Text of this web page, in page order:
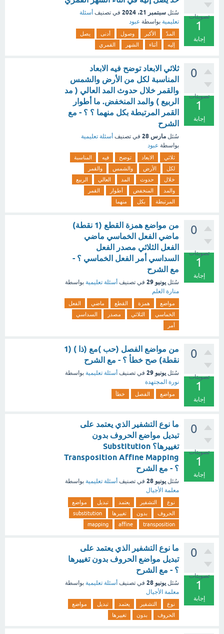
تصويتات
1
إجابة
سُئل سبتمبر 21، 2024 في تصنيف أسئلة
تعليمية بواسطة عبود
المدّ الأكبر وصول أدنى
يصل
إليه
أثناء الشهر القمري
0
تصويتات
1
إجابة
ثلاثي الابعاد توضح فيه الابعاد
المناسبة لكل من الأرض والشمس
والقمر خلال حدوث المد العالي ( مد
الربيع ) والمد المنخفض. ما أطوار
القمر المرتبطة بكل منهما ؟ ؟ - مع
الشرح
سُئل مارس 28 في تصنيف أسئلة تعليمية
بواسطة عبود
ثلاثي الابعاد توضح فيه
المناسبة
لكل
الأرض والشمس
والقمر
خلال
حدوث المد العالي
الربيع
والمد
المنخفض أطوار
القمر
المرتبطة
بكل منهما
0
تصويتات
1
إجابة
من مواضع همزة القطع (1 نقطة)
ماضي الفعل الخماسي ماضي
الفعل الثلاثي مصدر الفعل
السداسي أمر الفعل الخماسي ؟ -
مع الشرح
سُئل يونيو 29 في تصنيف أسئلة تعليمية بواسطة
منارة العلم
مواضع همزة القطع ماضي
الفعل
الخماسي
الثلاثي مصدر
السداسي
أمر
0
تصويتات
1
إجابة
من مواضع الفصل (حب )مع (ذا ) (1
نقطة) صح خطأ ؟ - مع الشرح
سُئل يونيو 29 في تصنيف أسئلة تعليمية بواسطة
نورة المجتهدة
مواضع الفصل خطأ
0
تصويتات
1
إجابة
ما نوع التشفير الذي يعتمد على
تبدیل مواضع الحروف بدون
تغییرھا؟ Substitution
Transposition Affine Mapping
؟ - مع الشرح
سُئل يونيو 28 في تصنيف أسئلة تعليمية بواسطة
معلمة الأجيال
نوع التشفير يعتمد تبدیل
مواضع
الحروف
بدون تغییرھا
substitution
transposition
affine
mapping
0
تصويتات
1
إجابة
ما نوع التشفير الذي يعتمد على
تبدیل مواضع الحروف بدون تغییرھا
؟ - مع الشرح
سُئل يونيو 28 في تصنيف أسئلة تعليمية بواسطة
معلمة الأجيال
نوع التشفير يعتمد تبدیل
مواضع
الحروف
بدون تغییرھا